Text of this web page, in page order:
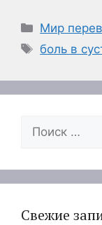
Рубрики
Мир
Метки
боль в
Поиск:
Свежие